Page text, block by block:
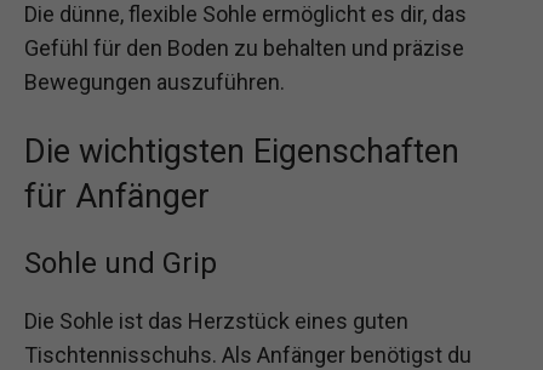
Die dünne, flexible Sohle ermöglicht es dir, das
Gefühl für den Boden zu behalten und präzise
Bewegungen auszuführen.
Die wichtigsten Eigenschaften
für Anfänger
Sohle und Grip
Die Sohle ist das Herzstück eines guten
Tischtennisschuhs. Als Anfänger benötigst du